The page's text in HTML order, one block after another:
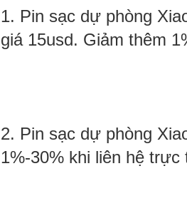
1. Pin sạc dự phòng
giá 15usd. Giảm thêm
2. Pin sạc dự phòng
1%-30% khi liên hệ trực